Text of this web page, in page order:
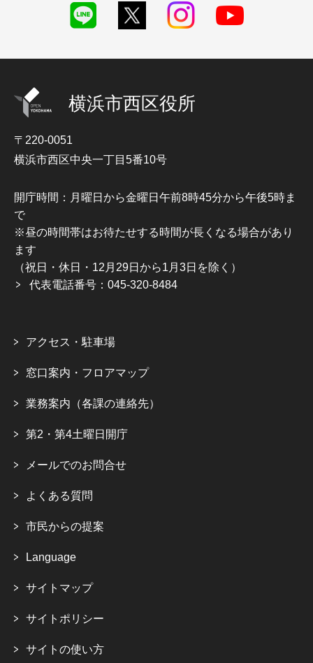
横浜市西区役所
〒220-0051
横浜市西区中央一丁目5番10号
開庁時間：月曜日から金曜日午前8時45分から午後5時ま
で
※昼の時間帯はお待たせする時間が長くなる場合があり
ます
（祝日・休日・12月29日から1月3日を除く）
代表電話番号：045-320-8484
アクセス・駐車場
窓口案内・フロアマップ
業務案内（各課の連絡先）
第2・第4土曜日開庁
メールでのお問合せ
よくある質問
市民からの提案
Language
サイトマップ
サイトポリシー
サイトの使い方